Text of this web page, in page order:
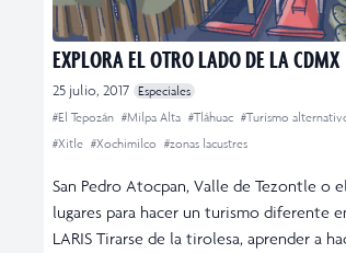
EXPLORA EL OTRO LADO DE LA CDMX
25 julio, 2017 Especiales
#El Tepozán #Milpa Alta #Tláhuac #Turismo
#Xitle #Xochimilco #zonas lacustres
San Pedro Atocpan, Valle de Tezontle o
lugares para hacer un turismo diferente
LARIS Tirarse de la tirolesa, aprender a